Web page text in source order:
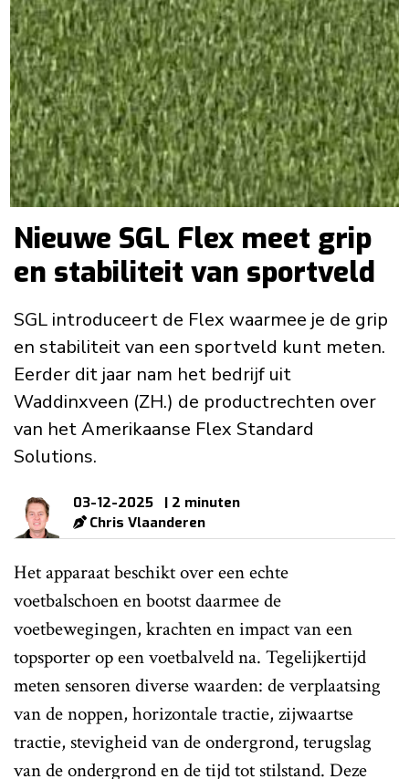
Nieuwe SGL Flex meet grip
en stabiliteit van sportveld
SGL introduceert de Flex waarmee je de grip
en stabiliteit van een sportveld kunt meten.
Eerder dit jaar nam het bedrijf uit
Waddinxveen (ZH.) de productrechten over
van het Amerikaanse Flex Standard
Solutions.
03-12-2025
| 2 minuten
Chris Vlaanderen
Het apparaat beschikt over een echte
voetbalschoen en bootst daarmee de
voetbewegingen, krachten en impact van een
topsporter op een voetbalveld na. Tegelijkertijd
meten sensoren diverse waarden: de verplaatsing
van de noppen, horizontale tractie, zijwaartse
tractie, stevigheid van de ondergrond, terugslag
van de ondergrond en de tijd tot stilstand. Deze